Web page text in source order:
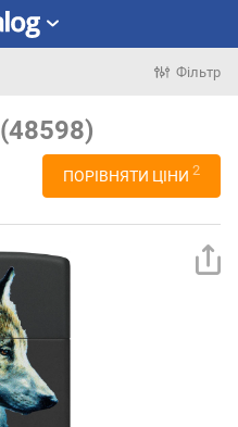
Фільтр
(48598)
ПОРІВНЯТИ ЦІНИ 2